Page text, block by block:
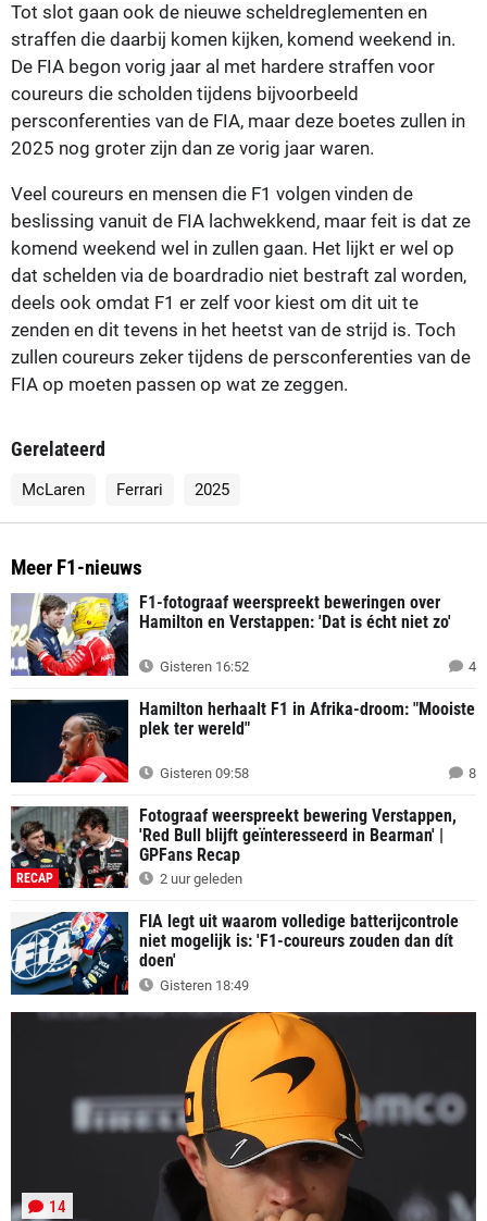
Tot slot gaan ook de nieuwe scheldreglementen en
straffen die daarbij komen kijken, komend weekend in.
De FIA begon vorig jaar al met hardere straffen voor
coureurs die scholden tijdens bijvoorbeeld
persconferenties van de FIA, maar deze boetes zullen in
2025 nog groter zijn dan ze vorig jaar waren.
Veel coureurs en mensen die F1 volgen vinden de
beslissing vanuit de FIA lachwekkend, maar feit is dat ze
komend weekend wel in zullen gaan. Het lijkt er wel op
dat schelden via de boardradio niet bestraft zal worden,
deels ook omdat F1 er zelf voor kiest om dit uit te
zenden en dit tevens in het heetst van de strijd is. Toch
zullen coureurs zeker tijdens de persconferenties van de
FIA op moeten passen op wat ze zeggen.
Gerelateerd
McLaren Ferrari 2025
Meer F1-nieuws
F1-fotograaf weerspreekt beweringen over
Hamilton en Verstappen: 'Dat is écht niet zo'
Gisteren 16:52 4
Hamilton herhaalt F1 in Afrika-droom: "Mooiste
plek ter wereld"
Gisteren 09:58 8
RECAP
Fotograaf weerspreekt bewering Verstappen,
'Red Bull blijft geïnteresseerd in Bearman' |
GPFans Recap
2 uur geleden
FIA legt uit waarom volledige batterijcontrole
niet mogelijk is: 'F1-coureurs zouden dan dít
doen'
Gisteren 18:49
14